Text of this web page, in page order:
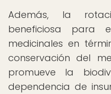
Además, la
beneficiosa para
medicinales en
conservación del
promueve la
dependencia de